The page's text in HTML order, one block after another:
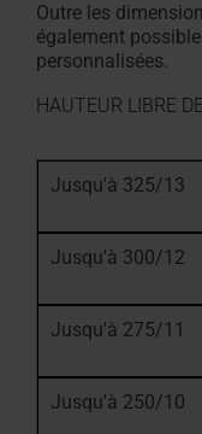
Outre les
également
personnalisées.
HAUTEUR LIBRE
Jusqu'à 325/13
Jusqu'à 300/12
Jusqu'à 275/11
Jusqu'à 250/10